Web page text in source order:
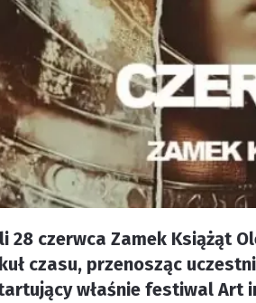
28 czerwca Zamek Książąt
czasu, przenosząc
właśnie festiwal Art